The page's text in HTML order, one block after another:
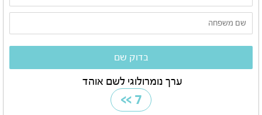
ערך נומרולוגי לשם אוהד
7
>>